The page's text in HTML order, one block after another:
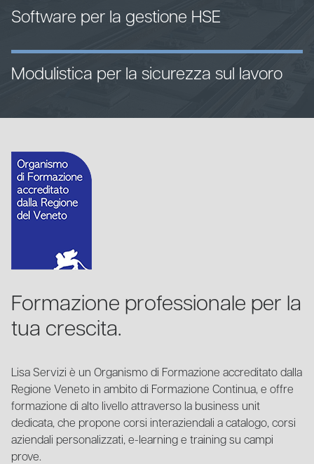
Software per la gestione HSE
Modulistica per la sicurezza sul lavoro
Formazione professionale per la
tua crescita.
Lisa Servizi è un Organismo di Formazione accreditato dalla
Regione Veneto in ambito di Formazione Continua, e offre
formazione di alto livello attraverso la business unit
dedicata, che propone corsi interaziendali a catalogo, corsi
aziendali personalizzati, e-learning e training su campi
prove.